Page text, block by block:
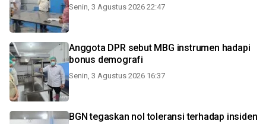
Senin, 3 Agustus 2026 22:47
Anggota DPR sebut MBG instrumen hadapi
bonus demografi
Senin, 3 Agustus 2026 16:37
BGN tegaskan nol toleransi terhadap insiden